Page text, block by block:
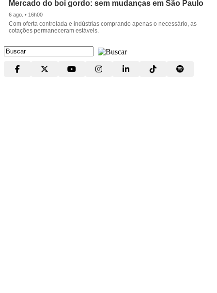
Mercado do boi gordo: sem mudanças em São Paulo
6 ago. • 16h00
Com oferta controlada e indústrias comprando apenas o necessário, as
cotações permaneceram estáveis.